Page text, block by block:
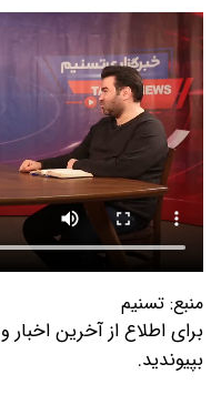
منبع: تسنیم
برای اطلاع از آخرین
بپیوندید.